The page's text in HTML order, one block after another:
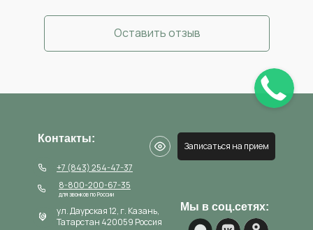
Оставить отзыв
Записаться на прием
Мы в соц.сетях:
Контакты:
ул. Даурская 12, г. Казань,
Татарстан 420059 Россия
+7 (843) 254-47-37
для звонков по России
8-800-200-67-35